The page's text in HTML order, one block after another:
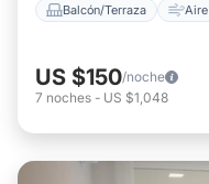
Balcón/Terraza
US $150/noche
7 noches - US $1,048